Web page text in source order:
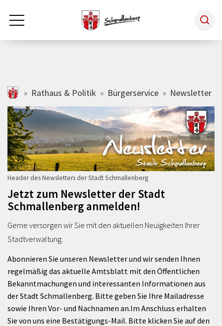
Zum Hauptinhalt springen
Rathaus & Politik
Leben & Arbeiten
Tourismus
schmallenberg.de
Rathaus & Politik Bürgerservice Newsletter
Header des Newsletters der Stadt Schmallenberg
Jetzt zum Newsletter der Stadt
Schmallenberg anmelden!
Gerne versorgen wir Sie mit den aktuellen Neuigkeiten Ihrer
Stadtverwaltung.
Abonnieren Sie unseren Newsletter und wir senden Ihnen
regelmäßig das aktuelle Amtsblatt mit den Öffentlichen
Bekanntmachungen und interessanten Informationen aus
der Stadt Schmallenberg. Bitte geben Sie Ihre Mailadresse
sowie Ihren Vor- und Nachnamen an.Im Anschluss erhalten
Sie von uns eine Bestätigungs-Mail. Bitte klicken Sie auf den